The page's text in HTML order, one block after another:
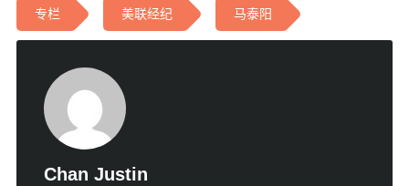
专栏 美联经纪 马泰阳
Chan Justin